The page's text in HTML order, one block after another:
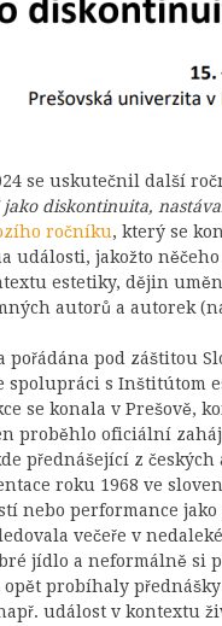
se uskutečnil další
jako diskontinuita,
ročníku, který se
události, jakožto
estetiky, dějin
autorů a autorek
pořádána pod záštitou
spolupráci s Inštitútom
se konala v Prešově,
proběhlo oficiální
přednášející z
roku 1968 ve
nebo performance
večeře v
jídlo a neformálně si
probíhaly
událost v kontextu